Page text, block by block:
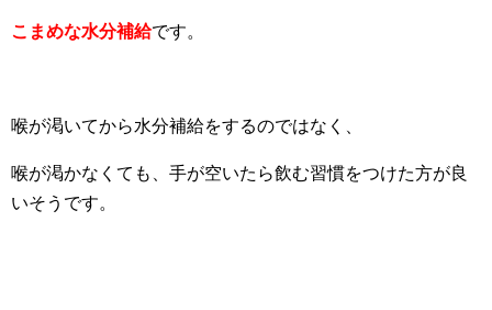
こまめな水分補給です。
喉が渇いてから水分補給をするのではなく、
喉が渇かなくても、手が空いたら飲む習慣をつけた方が良
いそうです。